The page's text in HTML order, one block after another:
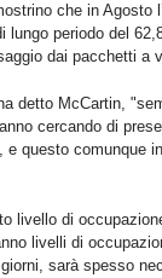
che in Agosto l’
lungo periodo del
dai pacchetti a
detto McCartin,
cercando di
questo comunque
livello di
livelli di
sarà spesso